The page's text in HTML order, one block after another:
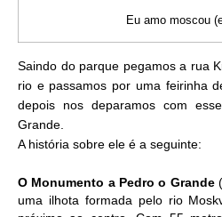
Eu amo moscou
Saindo do parque pegamos a rua
rio e passamos por uma feirinha
depois nos deparamos com
Grande.
A história sobre ele é a seguinte:
O Monumento a Pedro o Grande
uma ilhota formada pelo rio